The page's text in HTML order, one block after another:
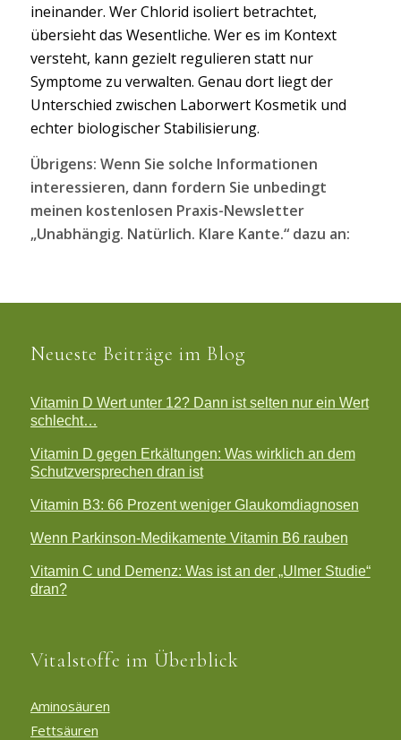
ineinander. Wer Chlorid isoliert betrachtet,
übersieht das Wesentliche. Wer es im Kontext
versteht, kann gezielt regulieren statt nur
Symptome zu verwalten. Genau dort liegt der
Unterschied zwischen Laborwert Kosmetik und
echter biologischer Stabilisierung.
Übrigens: Wenn Sie solche Informationen
interessieren, dann fordern Sie unbedingt
meinen kostenlosen Praxis-Newsletter
„Unabhängig. Natürlich. Klare Kante.“ dazu an:
Neueste Beiträge im Blog
Vitamin D Wert unter 12? Dann ist selten nur ein Wert
schlecht…
Vitamin D gegen Erkältungen: Was wirklich an dem
Schutzversprechen dran ist
Vitamin B3: 66 Prozent weniger Glaukomdiagnosen
Wenn Parkinson-Medikamente Vitamin B6 rauben
Vitamin C und Demenz: Was ist an der „Ulmer Studie“
dran?
Vitalstoffe im Überblick
Aminosäuren
Fettsäuren